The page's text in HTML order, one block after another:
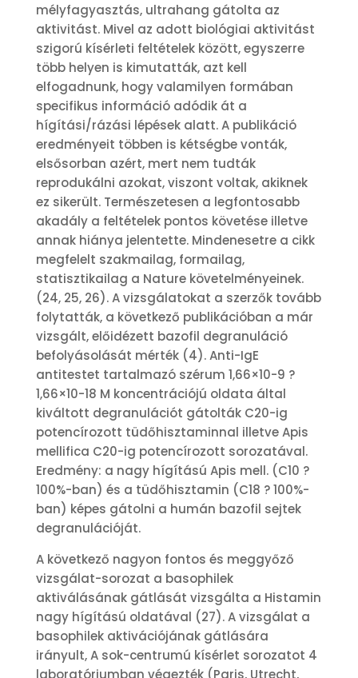
mélyfagyasztás, ultrahang gátolta az
aktivitást. Mivel az adott biológiai aktivitást
szigorú kísérleti feltételek között, egyszerre
több helyen is kimutatták, azt kell
elfogadnunk, hogy valamilyen formában
specifikus információ adódik át a
hígítási/rázási lépések alatt. A publikáció
eredményeit többen is kétségbe vonták,
elsősorban azért, mert nem tudták
reprodukálni azokat, viszont voltak, akiknek
ez sikerült. Természetesen a legfontosabb
akadály a feltételek pontos követése illetve
annak hiánya jelentette. Mindenesetre a cikk
megfelelt szakmailag, formailag,
statisztikailag a Nature követelményeinek.
(24, 25, 26). A vizsgálatokat a szerzők tovább
folytatták, a következő publikációban a már
vizsgált, előidézett bazofil degranuláció
befolyásolását mérték (4). Anti-IgE
antitestet tartalmazó szérum 1,66×10-9 ?
1,66×10-18 M koncentrációjú oldata által
kiváltott degranulációt gátolták C20-ig
potencírozott tüdőhisztaminnal illetve Apis
mellifica C20-ig potencírozott sorozatával.
Eredmény: a nagy hígítású Apis mell. (C10 ?
100%-ban) és a tüdőhisztamin (C18 ? 100%-
ban) képes gátolni a humán bazofil sejtek
degranulációját.
A következő nagyon fontos és meggyőző
vizsgálat-sorozat a basophilek
aktiválásának gátlását vizsgálta a Histamin
nagy hígítású oldatával (27). A vizsgálat a
basophilek aktivációjának gátlására
irányult, A sok-centrumú kísérlet sorozatot 4
laboratóriumban végezték (Paris, Utrecht,